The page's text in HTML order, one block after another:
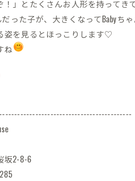
」とたくさんお人形を持ってき
った子が、大きくなってBabyち
姿を見るとほっこりします♡
ね
坂2-8-6